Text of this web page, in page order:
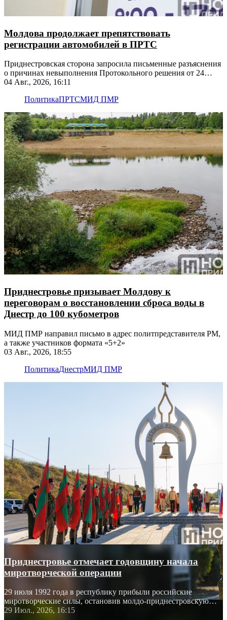
Молдова продолжает препятствовать
регистрации автомобилей в ПРТС
Приднестровская сторона запросила письменные разъяснения
о причинах невыполнения Протокольного решения от 24
апреля 2018 года
04 Авг., 2026, 16:11
ПолитикаПРТСМИД ПМР
Приднестровье призывает Молдову к
переговорам о восстановлении сброса воды в
Днестр до 100 кубометров
МИД ПМР направил письмо в адрес политпредставителя РМ,
а также участников формата «5+2»
03 Авг., 2026, 18:55
ПолитикаДнестрМИД ПМР
Приднестровье отмечает годовщину начала
миротворческой операции
29 июля 1992 года в республику прибыли российские
миротворческие силы, остановив молдо-приднестровскую
войну
29 Июл., 2026, 16:15